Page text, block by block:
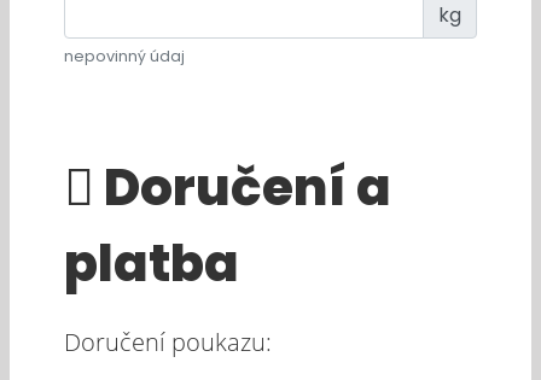
kg
nepovinný údaj
Doručení a
platba
Doručení poukazu: